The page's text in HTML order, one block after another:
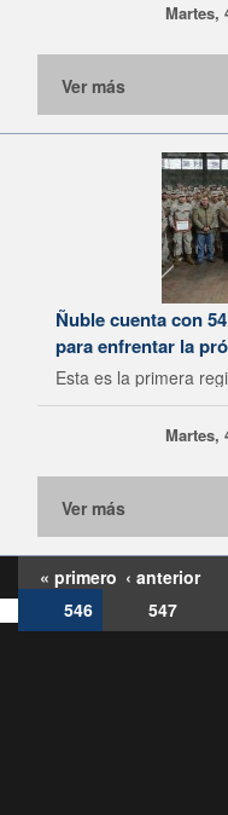
Martes,
Ver más
Ñuble cuenta con
para enfrentar la
Esta es la primera
Martes,
Ver más
« primero ‹ anterior
546
547